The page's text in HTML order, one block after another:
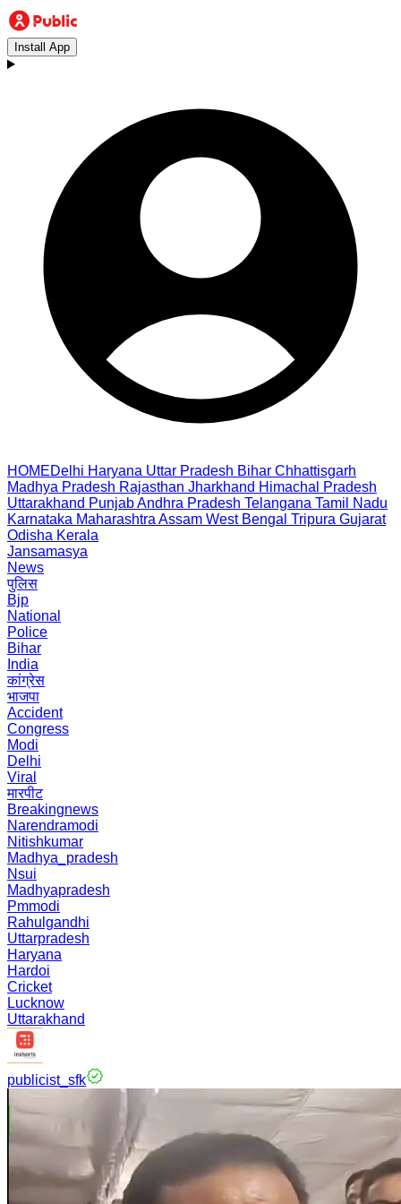
Install App
HOMEDelhi Haryana Uttar Pradesh Bihar Chhattisgarh
Madhya Pradesh Rajasthan Jharkhand Himachal Pradesh
Uttarakhand PunjabAndhra Pradesh Telangana Tamil Nadu
Karnataka Maharashtra Assam West Bengal Tripura Gujarat
Odisha Kerala
Jansamasya
News
पुलिस
Bjp
National
Police
Bihar
India
कांग्रेस
भाजपा
Accident
Congress
Modi
Delhi
Viral
मारपीट
Breakingnews
Narendramodi
Nitishkumar
Madhya_pradesh
Nsui
Madhyapradesh
Pmmodi
Rahulgandhi
Uttarpradesh
Haryana
Hardoi
Cricket
Lucknow
Uttarakhand
publicist_sfk